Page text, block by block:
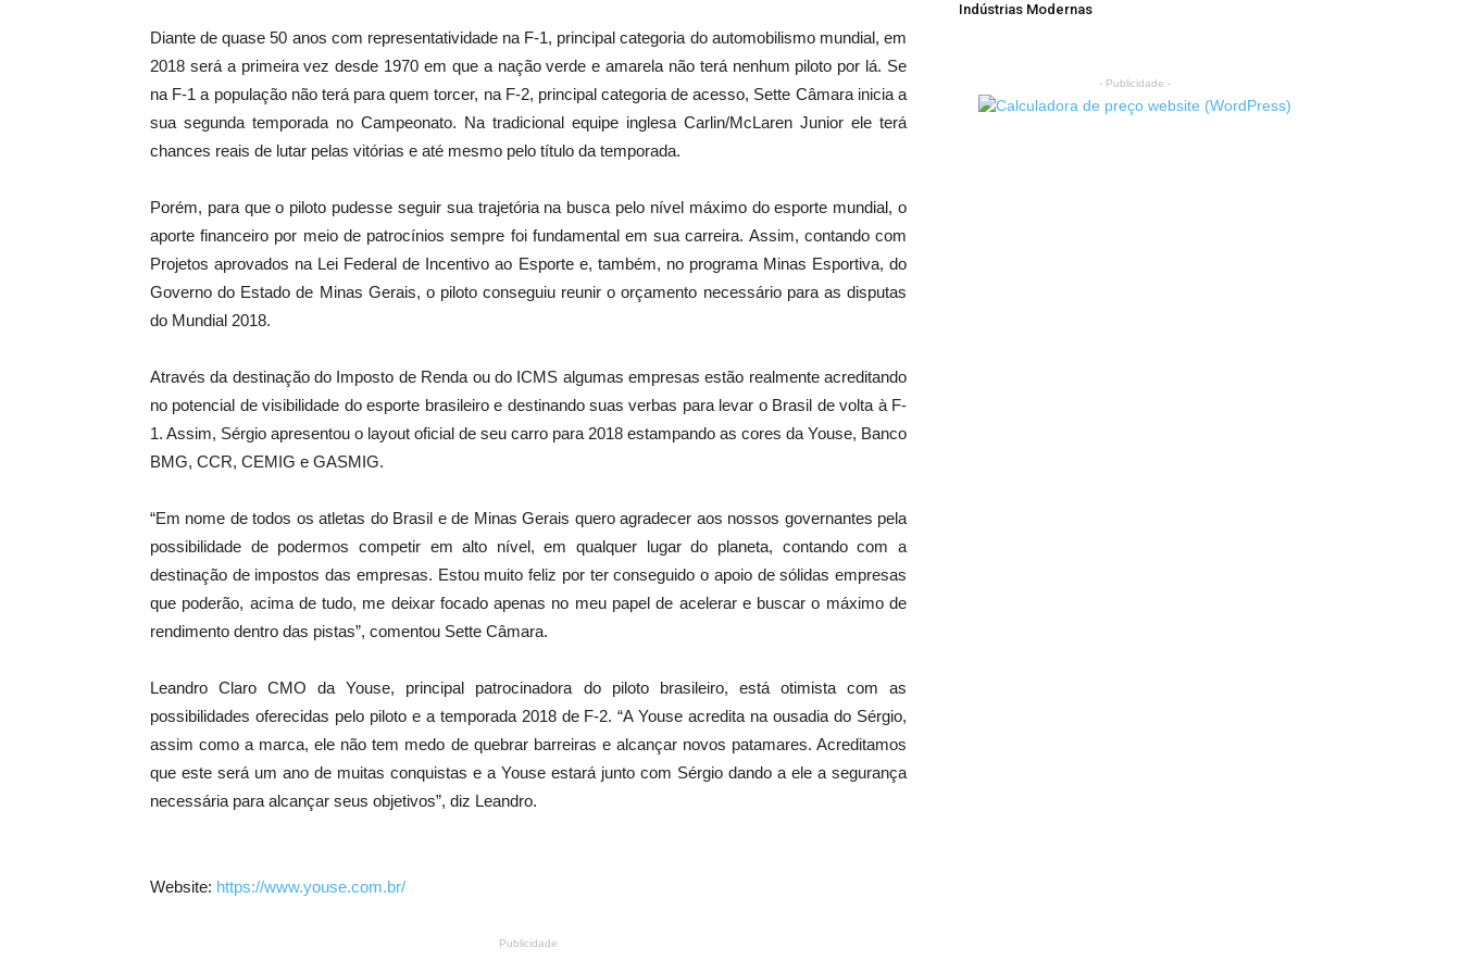
Diante de quase 50 anos com representatividade na F-1, principal categoria do automobilismo mundial, em
2018 será a primeira vez desde 1970 em que a nação verde e amarela não terá nenhum piloto por lá. Se
na F-1 a população não terá para quem torcer, na F-2, principal categoria de acesso, Sette Câmara inicia a
sua segunda temporada no Campeonato. Na tradicional equipe inglesa Carlin/McLaren Junior ele terá
chances reais de lutar pelas vitórias e até mesmo pelo título da temporada.
Porém, para que o piloto pudesse seguir sua trajetória na busca pelo nível máximo do esporte mundial, o
aporte financeiro por meio de patrocínios sempre foi fundamental em sua carreira. Assim, contando com
Projetos aprovados na Lei Federal de Incentivo ao Esporte e, também, no programa Minas Esportiva, do
Governo do Estado de Minas Gerais, o piloto conseguiu reunir o orçamento necessário para as disputas
do Mundial 2018.
Através da destinação do Imposto de Renda ou do ICMS algumas empresas estão realmente acreditando
no potencial de visibilidade do esporte brasileiro e destinando suas verbas para levar o Brasil de volta à F-
1. Assim, Sérgio apresentou o layout oficial de seu carro para 2018 estampando as cores da Youse, Banco
BMG, CCR, CEMIG e GASMIG.
“Em nome de todos os atletas do Brasil e de Minas Gerais quero agradecer aos nossos governantes pela
possibilidade de podermos competir em alto nível, em qualquer lugar do planeta, contando com a
destinação de impostos das empresas. Estou muito feliz por ter conseguido o apoio de sólidas empresas
que poderão, acima de tudo, me deixar focado apenas no meu papel de acelerar e buscar o máximo de
rendimento dentro das pistas”, comentou Sette Câmara.
Leandro Claro CMO da Youse, principal patrocinadora do piloto brasileiro, está otimista com as
possibilidades oferecidas pelo piloto e a temporada 2018 de F-2. “A Youse acredita na ousadia do Sérgio,
assim como a marca, ele não tem medo de quebrar barreiras e alcançar novos patamares. Acreditamos
que este será um ano de muitas conquistas e a Youse estará junto com Sérgio dando a ele a segurança
necessária para alcançar seus objetivos”, diz Leandro.
Website: https://www.youse.com.br/
Publicidade
Indústrias Modernas
- Publicidade -